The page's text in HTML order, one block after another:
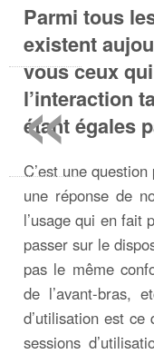
Parmi tous
existent
vous ceux
l’interaction
étant égales
C’est une
une réponse de
l’usage qui en fait
passer sur le
pas le même
de l’avant-bras,
d’utilisation est
sessions
«